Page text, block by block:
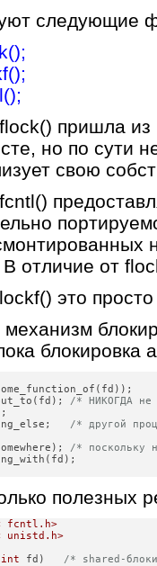
следующие
пришла
но по сути
свою
отличие от
это
блокировка
/* НИКОГДА не
/* другой
/* поскольку
полезных
fcntl.h>
unistd.h>
int fd) /* shared-